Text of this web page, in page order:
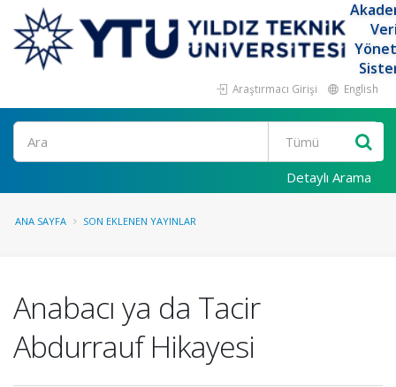
Araştırmacı Girişi English
Ara
Detaylı Arama
ANA SAYFA SON EKLENEN YAYINLAR
Anabacı ya da Tacir
Abdurrauf Hikayesi